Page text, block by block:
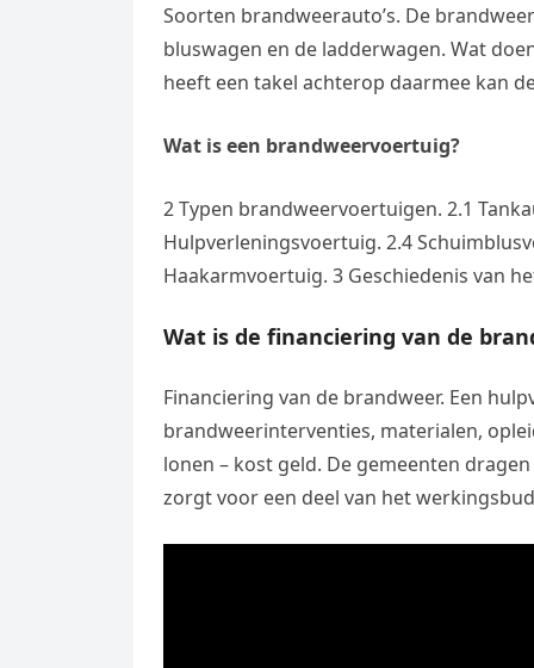
Soorten brandweerauto’s. De
bluswagen en de ladderwagen. Wat
heeft een takel achterop daarmee kan
Wat is een brandweervoertuig?
2 Typen brandweervoertuigen. 2.1
Hulpverleningsvoertuig. 2.4
Haakarmvoertuig. 3 Geschiedenis van
Wat is de financiering van de
Financiering van de brandweer. Een
brandweerinterventies, materialen,
lonen – kost geld. De gemeenten
zorgt voor een deel van het